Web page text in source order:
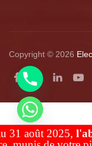
Copyright © 2026
CHATY
31 août 2025,